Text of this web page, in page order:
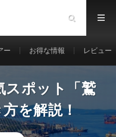
ー お得な情報 レビュー
スポット「鷲
を解説！